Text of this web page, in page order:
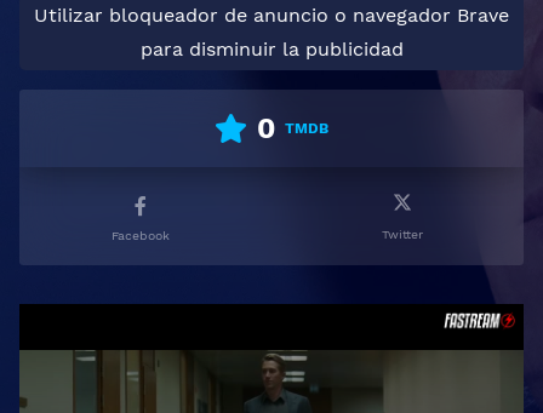
Utilizar bloqueador de anuncio o navegador Brave
para disminuir la publicidad
0 TMDB
Facebook Twitter